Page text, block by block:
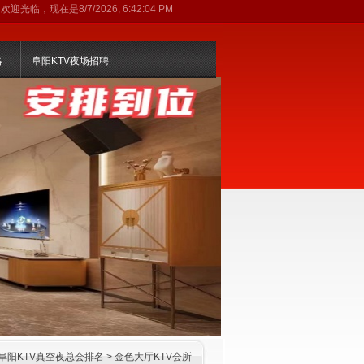
欢迎光临，现在是8/7/2026, 6:42:04 PM
阜阳KTV夜场招聘
阳KTV真空夜总会排名 > 金色大厅KTV会所